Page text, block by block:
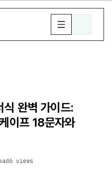
식 완벽 가이드:
이프 18문자와
6 views